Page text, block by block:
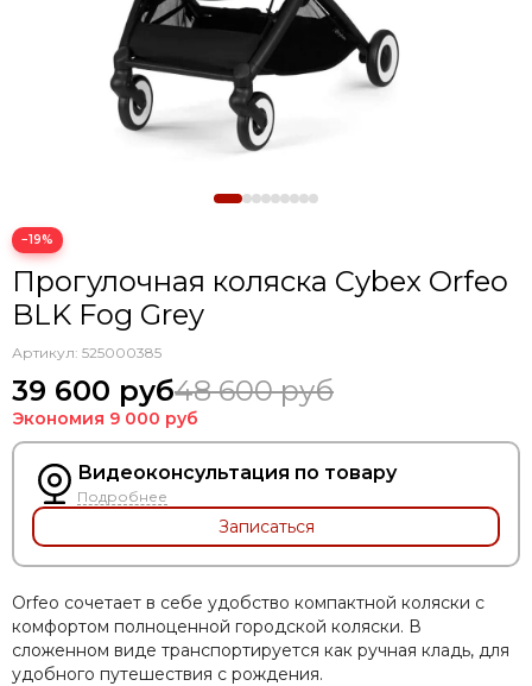
Коляски для двойни
−19%
Прогулочная коляска Cybex Orfeo
BLK Fog Grey
Артикул: 525000385
39 600 руб48 600 руб
Экономия 9 000 руб
Видеоконсультация по товару
Подробнее
Записаться
Orfeo сочетает в себе удобство компактной коляски с
комфортом полноценной городской коляски. В
сложенном виде транспортируется как ручная кладь, для
удобного путешествия с рождения.